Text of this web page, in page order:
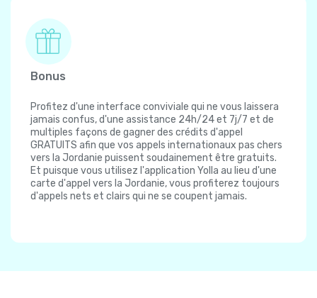
Bonus
Profitez d'une interface conviviale qui ne vous laissera
jamais confus, d'une assistance 24h/24 et 7j/7 et de
multiples façons de gagner des crédits d'appel
GRATUITS afin que vos appels internationaux pas chers
vers la Jordanie puissent soudainement être gratuits.
Et puisque vous utilisez l'application Yolla au lieu d'une
carte d'appel vers la Jordanie, vous profiterez toujours
d'appels nets et clairs qui ne se coupent jamais.